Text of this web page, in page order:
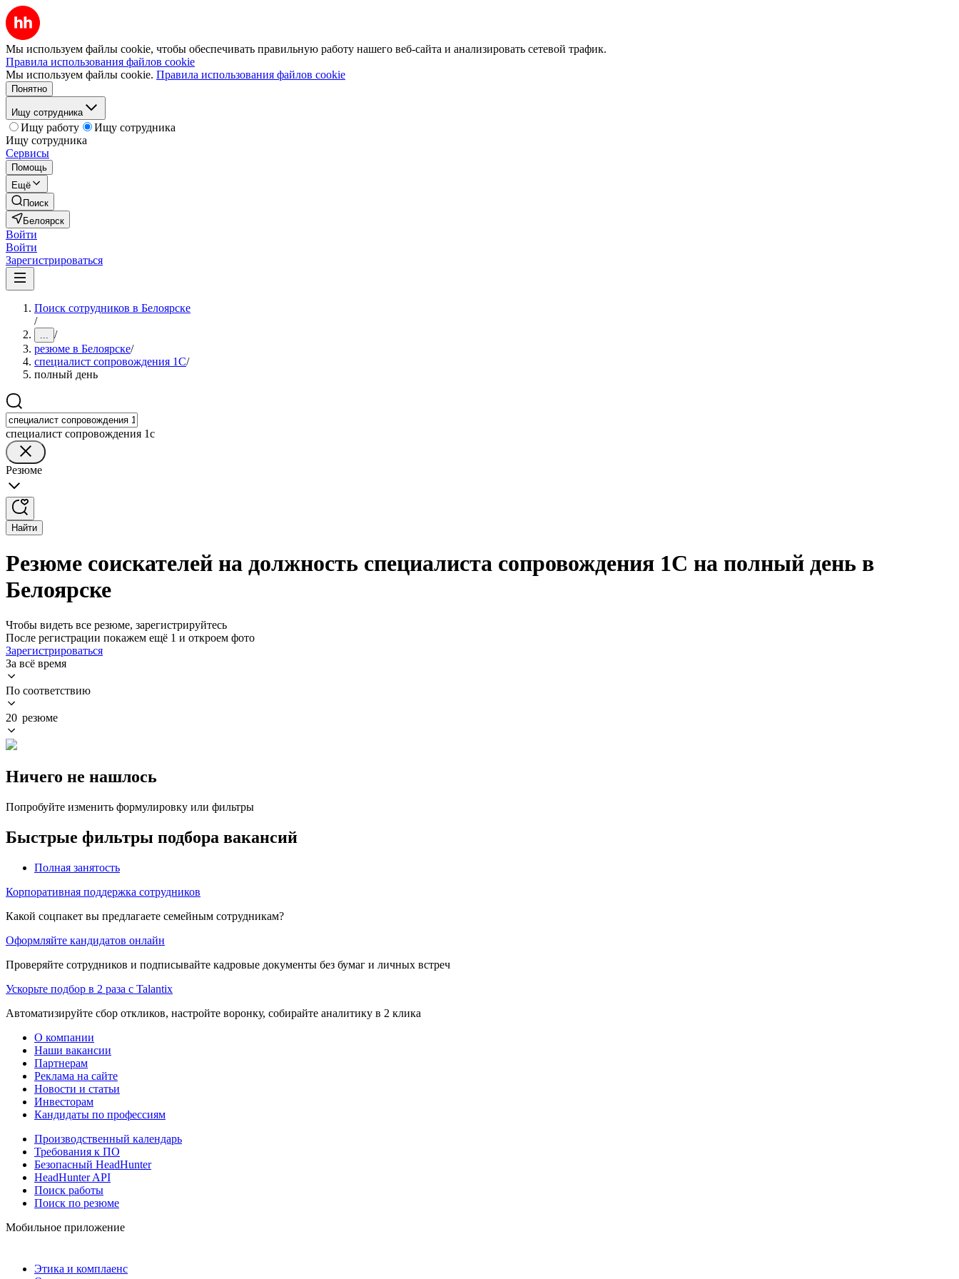
Мы используем файлы cookie, чтобы обеспечивать правильную работу нашего веб-сайта и анализировать сетевой трафик.
Правила использования файлов cookie
Мы используем файлы cookie. Правила использования файлов cookie
Понятно
Ищу сотрудника
Ищу работу
Ищу сотрудника
Ищу сотрудника
Сервисы
Помощь
Ещё
Поиск
Белоярск
Войти
Войти
Зарегистрироваться
Поиск сотрудников в Белоярске
/
... /
резюме в Белоярске/
специалист сопровождения 1С/
полный день
специалист сопровождения 1с
Резюме
Найти
Резюме соискателей на должность специалиста сопровождения 1С на полный день в
Белоярске
Чтобы видеть все резюме, зарегистрируйтесь
После регистрации покажем ещё 1 и откроем фото
Зарегистрироваться
За всё время
По соответствию
20 резюме
Ничего не нашлось
Попробуйте изменить формулировку или фильтры
Быстрые фильтры подбора вакансий
Полная занятость
Корпоративная поддержка сотрудников
Какой соцпакет вы предлагаете семейным сотрудникам?
Оформляйте кандидатов онлайн
Проверяйте сотрудников и подписывайте кадровые документы без бумаг и личных встреч
Ускорьте подбор в 2 раза с Talantix
Автоматизируйте сбор откликов, настройте воронку, собирайте аналитику в 2 клика
О компании
Наши вакансии
Партнерам
Реклама на сайте
Новости и статьи
Инвесторам
Кандидаты по профессиям
Производственный календарь
Требования к ПО
Безопасный HeadHunter
HeadHunter API
Поиск работы
Поиск по резюме
Мобильное приложение
Этика и комплаенс